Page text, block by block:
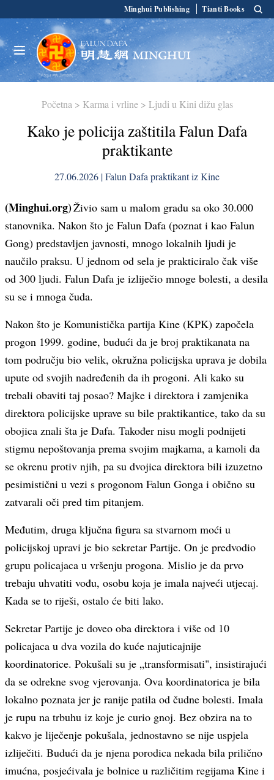
Minghui Publishing Tianti Books
Početna > Karma i vrline> Ljudi u Kini dižu glas
Kako je policija zaštitila Falun Dafa
praktikante
27.06.2026 | Falun Dafa praktikant iz Kine
(Minghui.org)Živio sam u malom gradu sa oko 30.000
stanovnika. Nakon što je Falun Dafa (poznat i kao Falun
Gong) predstavljen javnosti, mnogo lokalnih ljudi je
naučilo praksu. U jednom od sela je prakticiralo čak više
od 300 ljudi. Falun Dafa je izliječio mnoge bolesti, a desila
su se i mnoga čuda.
Nakon što je Komunistička partija Kine (KPK) započela
progon 1999. godine, budući da je broj praktikanata na
tom području bio velik, okružna policijska uprava je dobila
upute od svojih nadređenih da ih progoni. Ali kako su
trebali obaviti taj posao? Majke i direktora i zamjenika
direktora policijske uprave su bile praktikantice, tako da su
obojica znali šta je Dafa. Također nisu mogli podnijeti
stigmu nepoštovanja prema svojim majkama, a kamoli da
se okrenu protiv njih, pa su dvojica direktora bili izuzetno
pesimistični u vezi s progonom Falun Gonga i obično su
zatvarali oči pred tim pitanjem.
Međutim, druga ključna figura sa stvarnom moći u
policijskoj upravi je bio sekretar Partije. On je predvodio
grupu policajaca u vršenju progona. Mislio je da prvo
trebaju uhvatiti vođu, osobu koja je imala najveći utjecaj.
Kada se to riješi, ostalo će biti lako.
Sekretar Partije je doveo oba direktora i više od 10
policajaca u dva vozila do kuće najuticajnije
koordinatorice. Pokušali su je „transformisati", insistirajući
da se odrekne svog vjerovanja. Ova koordinatorica je bila
lokalno poznata jer je ranije patila od čudne bolesti. Imala
je rupu na trbuhu iz koje je curio gnoj. Bez obzira na to
kakvo je liječenje pokušala, jednostavno se nije uspjela
izliječiti. Budući da je njena porodica nekada bila prilično
imućna, posjećivala je bolnice u različitim regijama Kine i